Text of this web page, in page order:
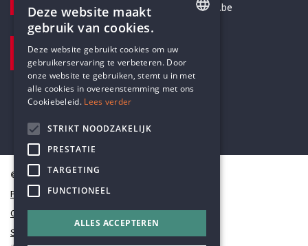
secretariaat@humanistischverbond.be
Pottenbrug 4
Antwerpen, 2000
© Humanistisch Verbond 2026
Privacy
Cookiestatement
Sitemap
DUTCH
Deze website maakt
gebruik van cookies.
Deze website gebruikt cookies om uw
gebruikerservaring te verbeteren. Door
onze website te gebruiken, stemt u in met
alle cookies in overeenstemming met ons
Cookiebeleid. Lees verder
STRIKT NOODZAKELIJK
PRESTATIE
TARGETING
FUNCTIONEEL
ALLES ACCEPTEREN